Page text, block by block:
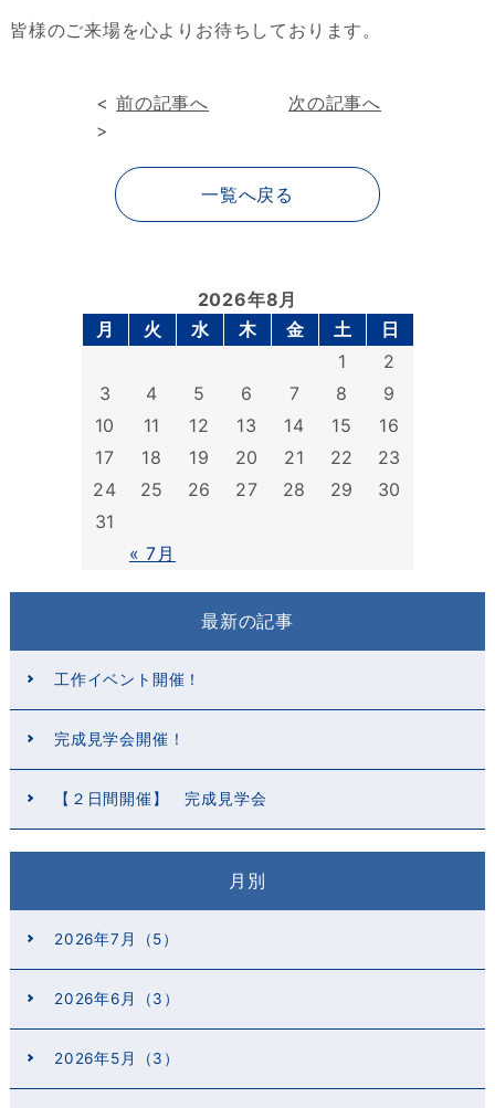
皆様のご来場を心よりお待ちしております。
<前の記事へ
次の記事へ
>
一覧へ戻る
2026年8月
月
火 水 木 金 土 日
« 7月
1
2
3
4 5 6 7 8
9
10
11 12 13 14 15
16
17
18 19 20 21 22
23
24
25 26 27 28 29
30
31
最新の記事
工作イベント開催！
完成見学会開催！
【２日間開催】 完成見学会
月別
2026年7月（5）
2026年6月（3）
2026年5月（3）